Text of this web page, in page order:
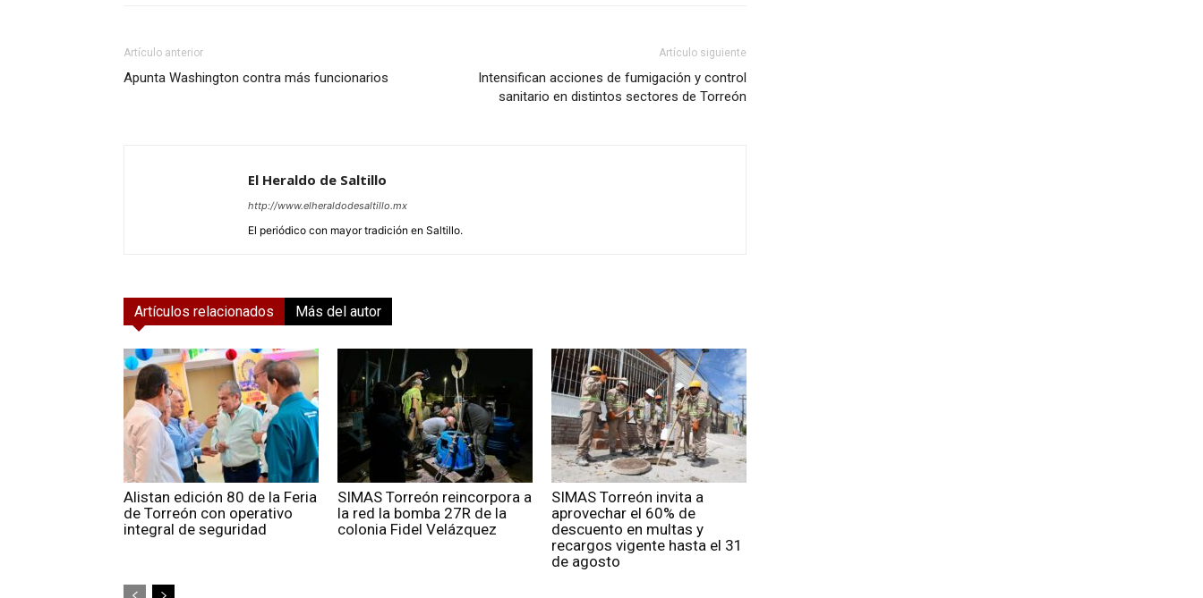
Artículo anterior
Apunta Washington contra más funcionarios
Artículo siguiente
Intensifican acciones de fumigación y control
sanitario en distintos sectores de Torreón
El Heraldo de Saltillo
http://www.elheraldodesaltillo.mx
El periódico con mayor tradición en Saltillo.
Artículos relacionados Más del autor
Alistan edición 80 de la Feria
de Torreón con operativo
integral de seguridad
SIMAS Torreón reincorpora a
la red la bomba 27R de la
colonia Fidel Velázquez
SIMAS Torreón invita a
aprovechar el 60% de
descuento en multas y
recargos vigente hasta el 31
de agosto